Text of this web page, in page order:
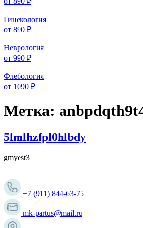
Гинекология
от 890 ₽
Неврология
от 990 ₽
Флебология
от 1090 ₽
Метка:
5lmlhzfpl0hlbdy
gmyest3
+7 (911) 844-63-75
mk-partus@mail.ru